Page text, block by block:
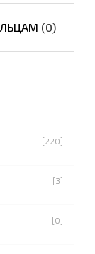
(0)
[220]
[3]
[0]